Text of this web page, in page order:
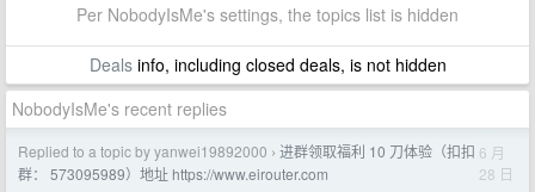
Per NobodyIsMe's settings, the topics list is hidden
Dealsinfo, including closed deals, is not hidden
NobodyIsMe's recent replies
Replied to a topic by yanwei19892000 › 进群领取福利 10 刀体验（扣扣
群： 573095989）地址 https://www.eirouter.com
6 月
28 日